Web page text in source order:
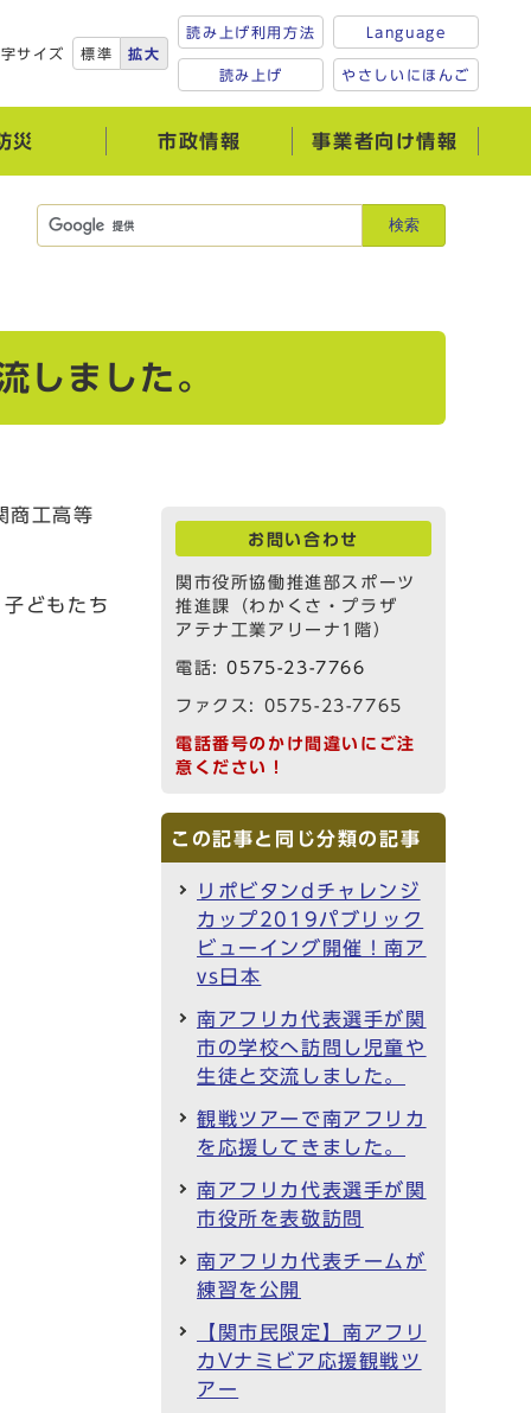
サイズ 標準 拡大
読み上げ利用方法
読み上げ
Language
やさしいにほんご
災 市政情報 事業者向け情報
検索
しました。
商工高等
どもたち
お問い合わせ
関市役所協働推進部スポーツ
推進課（わかくさ・プラザ
アテナ工業アリーナ1階）
電話:0575-23-7766
ファクス: 0575-23-7765
電話番号のかけ間違いにご注
意ください！
この記事と同じ分類の記事
リポビタンdチャレンジ
カップ2019パブリック
ビューイング開催！南ア
vs日本
南アフリカ代表選手が関
市の学校へ訪問し児童や
生徒と交流しました。
観戦ツアーで南アフリカ
を応援してきました。
南アフリカ代表選手が関
市役所を表敬訪問
南アフリカ代表チームが
練習を公開
【関市民限定】南アフリ
カVナミビア応援観戦ツ
アー